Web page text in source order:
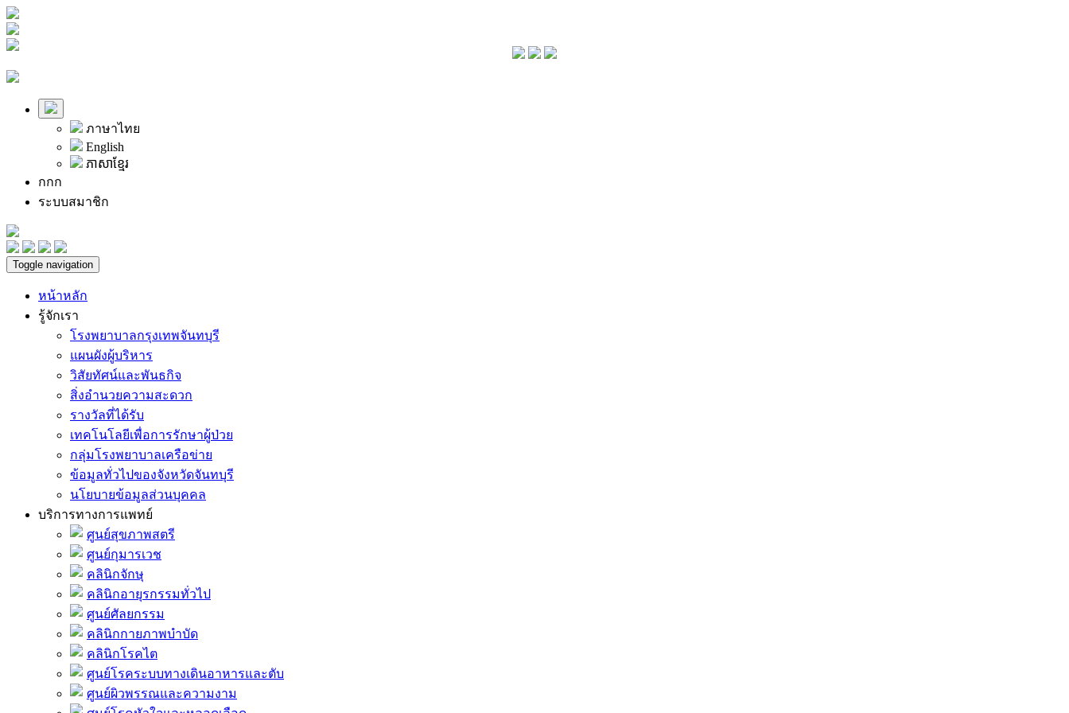
ภาษาไทย
English
ភាសាខ្មែរ
กกก
ระบบสมาชิก
Toggle navigation
หน้าหลัก
รู้จักเรา
โรงพยาบาลกรุงเทพจันทบุรี
แผนผังผู้บริหาร
วิสัยทัศน์และพันธกิจ
สิ่งอำนวยความสะดวก
รางวัลที่ได้รับ
เทคโนโลยีเพื่อการรักษาผู้ป่วย
กลุ่มโรงพยาบาลเครือข่าย
ข้อมูลทั่วไปของจังหวัดจันทบุรี
นโยบายข้อมูลส่วนบุคคล
บริการทางการแพทย์
ศูนย์สุขภาพสตรี
ศูนย์กุมารเวช
คลินิกจักษุ
คลินิกอายุรกรรมทั่วไป
ศูนย์ศัลยกรรม
คลินิกกายภาพบำบัด
คลินิกโรคไต
ศูนย์โรคระบบทางเดินอาหารและตับ
ศูนย์ผิวพรรณและความงาม